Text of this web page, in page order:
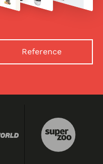
Reference